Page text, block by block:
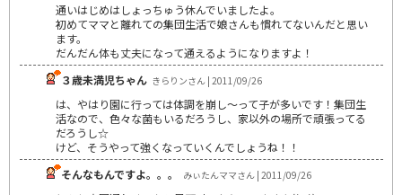
通いはじめはしょっちゅう休んでいましたよ。
初めてママと離れての集団生活で娘さんも慣れてないんだと思い
ます。
だんだん体も丈夫になって通えるようになりますよ！
３歳未満児ちゃん きらりンさん | 2011/09/26
は、やはり園に行っては体調を崩し～って子が多いです！集団生
活なので、色々な菌もいるだろうし、家以外の場所で頑張ってる
だろうし☆
けど、そうやって強くなっていくんでしょうね！！
そんなもんですよ。。。
みぃたんママさん | 2011/09/26